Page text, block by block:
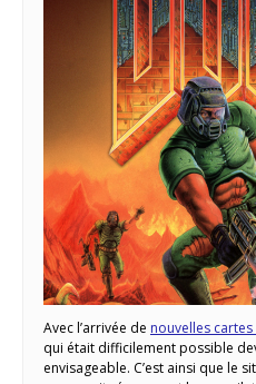
Avec l’arrivée de nouvelles cartes
qui était difficilement possible
envisageable. C’est ainsi que le